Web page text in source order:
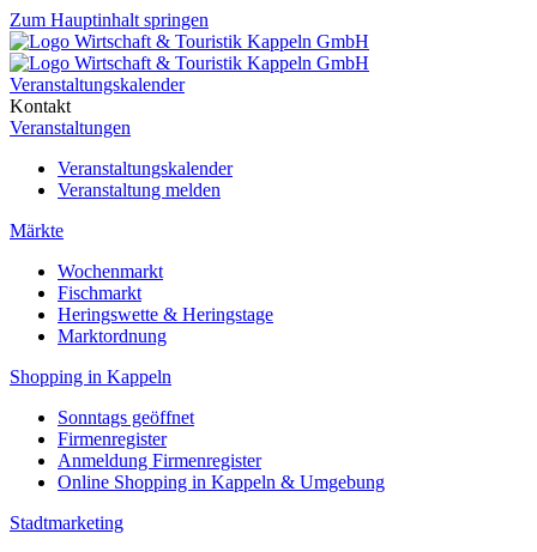
Zum Hauptinhalt springen
Veranstaltungskalender
Kontakt
Veranstaltungen
Veranstaltungskalender
Veranstaltung melden
Märkte
Wochenmarkt
Fischmarkt
Heringswette & Heringstage
Marktordnung
Shopping in Kappeln
Sonntags geöffnet
Firmenregister
Anmeldung Firmenregister
Online Shopping in Kappeln & Umgebung
Stadtmarketing